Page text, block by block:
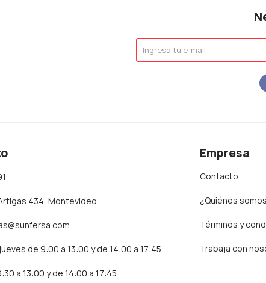
434, Montevideo
de 9:00 a 13:00 y de 14:00 a 17:45,
a 13:00 y de 14:00 a 17:45.
Empresa
Contacto
¿Quiénes
Términos y
Trabaja con